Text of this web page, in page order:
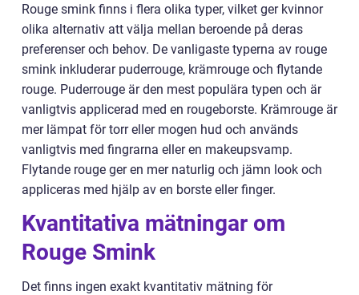
Rouge smink finns i flera olika typer, vilket ger kvinnor
olika alternativ att välja mellan beroende på deras
preferenser och behov. De vanligaste typerna av rouge
smink inkluderar puderrouge, krämrouge och flytande
rouge. Puderrouge är den mest populära typen och är
vanligtvis applicerad med en rougeborste. Krämrouge är
mer lämpat för torr eller mogen hud och används
vanligtvis med fingrarna eller en makeupsvamp.
Flytande rouge ger en mer naturlig och jämn look och
appliceras med hjälp av en borste eller finger.
Kvantitativa mätningar om
Rouge Smink
Det finns ingen exakt kvantitativ mätning för